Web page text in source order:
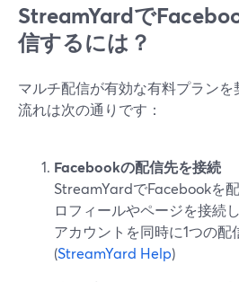
StreamYardで
信するには？
マルチ配信が有効な有料プラン
流れは次の通りです：
Facebookの配信先を接続
StreamYardでFacebookを
ロフィールやページを接続
アカウントを同時に1つの配
(StreamYard Help)